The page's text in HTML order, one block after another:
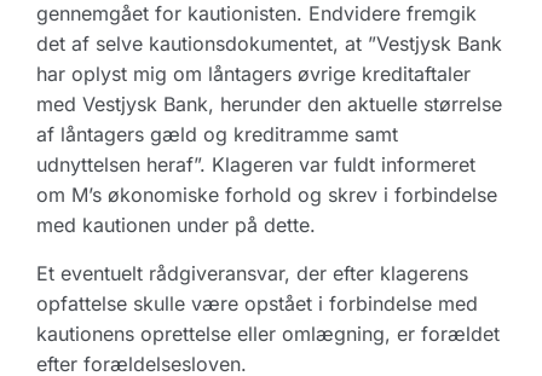
gennemgået for kautionisten. Endvidere fremgik
det af selve kautionsdokumentet, at ”Vestjysk Bank
har oplyst mig om låntagers øvrige kreditaftaler
med Vestjysk Bank, herunder den aktuelle størrelse
af låntagers gæld og kreditramme samt
udnyttelsen heraf”. Klageren var fuldt informeret
om M’s økonomiske forhold og skrev i forbindelse
med kautionen under på dette.
Et eventuelt rådgiveransvar, der efter klagerens
opfattelse skulle være opstået i forbindelse med
kautionens oprettelse eller omlægning, er forældet
efter forældelsesloven.